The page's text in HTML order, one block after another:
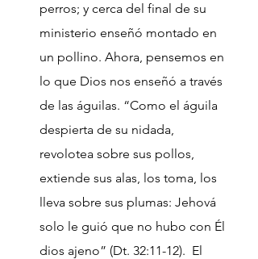
perros; y cerca del final de su
ministerio enseñó montado en
un pollino. Ahora, pensemos en
lo que Dios nos enseñó a través
de las águilas. “Como el águila
despierta de su nidada,
revolotea sobre sus pollos,
extiende sus alas, los toma, los
lleva sobre sus plumas: Jehová
solo le guió que no hubo con Él
dios ajeno” (Dt. 32:11-12). El